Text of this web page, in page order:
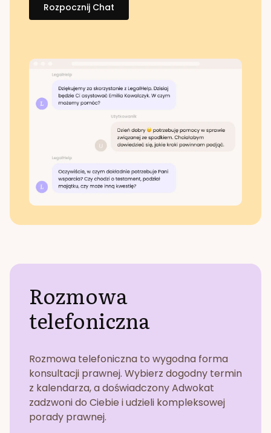
Rozpocznij Chat
Rozmowa
telefoniczna
Rozmowa telefoniczna to wygodna forma
konsultacji prawnej. Wybierz dogodny termin
z kalendarza, a doświadczony Adwokat
zadzwoni do Ciebie i udzieli kompleksowej
porady prawnej.